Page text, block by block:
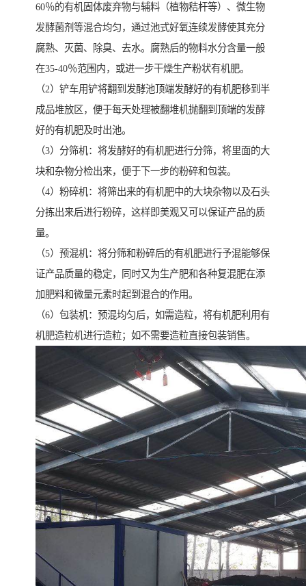
60％的有机固体废弃物与辅料（植物秸杆等）、微生物
发酵菌剂等混合均匀，通过池式好氧连续发酵使其充分
腐熟、灭菌、除臭、去水。腐熟后的物料水分含量一般
在35-40％范围内，或进一步干燥生产粉状有机肥。
（2）铲车用铲将翻到发酵池顶端发酵好的有机肥移到半
成品堆放区，便于每天处理被翻堆机抛翻到顶端的发酵
好的有机肥及时出池。
（3）分筛机：将发酵好的有机肥进行分筛，将里面的大
块和杂物分检出来，便于下一步的粉碎和包装。
（4）粉碎机：将筛出来的有机肥中的大块杂物以及石头
分拣出来后进行粉碎，这样即美观又可以保证产品的质
量。
（5）预混机：将分筛和粉碎后的有机肥进行予混能够保
证产品质量的稳定，同时又为生产肥和各种复混肥在添
加肥料和微量元素时起到混合的作用。
（6）包装机：预混均匀后，如需造粒，将有机肥利用有
机肥造粒机进行造粒；如不需要造粒直接包装销售。